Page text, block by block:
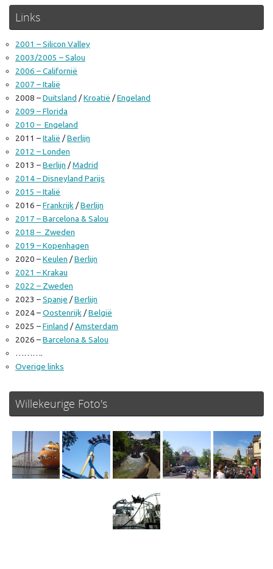
Links
2001 – Silicon Valley
2003/2005 – Salou
2006 – Californië
2007 – Italië
2008 –Duitsland /Kroatië /Engeland
2009 – Florida
2010 – Engeland
2011 –Italië /Berlijn
2012 – Londen
2013 –Berlijn /Madrid
2014 – Disneyland Parijs
2015 – Italië
2016 –Frankrijk /Berlijn
2017 – Barcelona & Salou
2018 – Zweden
2019 – Kopenhagen
2020 –Keulen /Berlijn
2021 – Krakau
2022 – Zweden
2023 –Spanje /Berlijn
2024 –Oostenrijk /België
2025 –Finland /Amsterdam
2026 –Barcelona & Salou
……….
Overige links
Willekeurige Foto's